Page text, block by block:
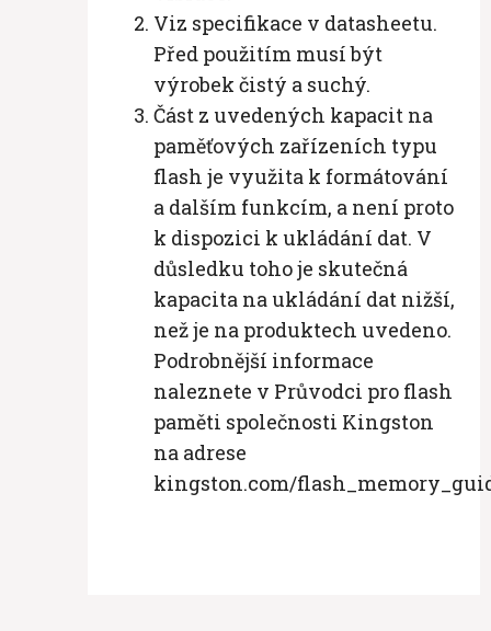
Viz specifikace v datasheetu.
Před použitím musí být
výrobek čistý a suchý.
Část z uvedených kapacit na
paměťových zařízeních typu
flash je využita k formátování
a dalším funkcím, a není proto
k dispozici k ukládání dat. V
důsledku toho je skutečná
kapacita na ukládání dat nižší,
než je na produktech uvedeno.
Podrobnější informace
naleznete v Průvodci pro flash
paměti společnosti Kingston
na adrese
kingston.com/